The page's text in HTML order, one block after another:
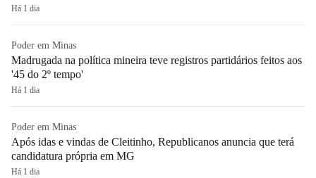
Há 1 dia
Poder em Minas
Madrugada na política mineira teve registros partidários feitos aos
'45 do 2º tempo'
Há 1 dia
Poder em Minas
Após idas e vindas de Cleitinho, Republicanos anuncia que terá
candidatura própria em MG
Há 1 dia